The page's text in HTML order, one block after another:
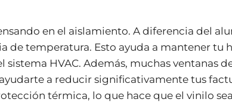
en el aislamiento. A diferencia del
de temperatura. Esto ayuda a mantener tu
HVAC. Además, muchas ventanas
a reducir significativamente tus
térmica, lo que hace que el vinilo